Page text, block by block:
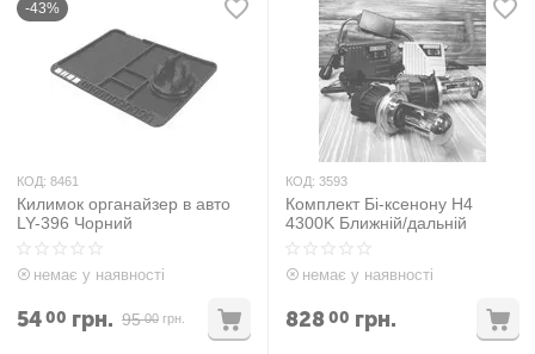
-43%
КОД: 8461
Килимок органайзер в авто
LY-396 Чорний
немає у наявності
95 00 грн.
5400 грн.
КОД: 3593
Комплект Бі-ксенону H4
4300K Ближній/дальній
немає у наявності
82800 грн.